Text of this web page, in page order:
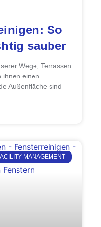
So
sauber
Wege, Terrassen
ihnen einen
Außenfläche sind
MANAGEMENT